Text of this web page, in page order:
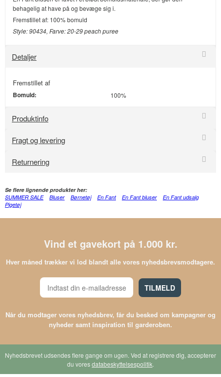
behagelig at have på og bevæge sig i.
Fremstillet af: 100% bomuld
Style: 90434, Farve: 20-29 peach puree
Detaljer
Fremstillet af
Bomuld: 100%
Produktinfo
Fragt og levering
Returnering
Se flere lignende produkter her:
SUMMER SALE
Bluser Børnetøj En Fant En Fant bluser
En Fant udsalg
Pigetøj
Vind et gavekort på 1.000 kr.
Hver måned trækker vi lod blandt alle vores nyhedsbrevsmodtagere.
TILMELD
Når du modtager vores nyhedsbrev, får du besked om kampagner og
nyheder samt inspiration til garderoben.
Nyhedsbrevet udsendes flere gange om ugen. Ved at registrere dig, accepterer
du voresdatabeskyttelsespolitik.